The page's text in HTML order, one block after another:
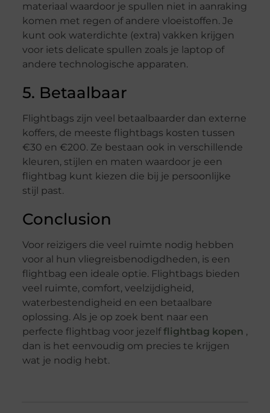
materiaal waardoor je spullen niet in aanraking
komen met regen of andere vloeistoffen. Je
kunt ook waterdichte (extra) vakken krijgen
voor iets delicate spullen zoals je laptop of
andere technologische apparaten.
5. Betaalbaar
Flightbags zijn veel betaalbaarder dan externe
koffers, de meeste flightbags kosten tussen
€30 en €200. Ze bestaan ook in verschillende
kleuren, stijlen en maten waardoor je een
flightbag kunt kiezen die bij je persoonlijke
stijl past.
Conclusion
Voor reizigers die veel ruimte nodig hebben
voor al hun vliegreisbenodigdheden, is een
flightbag een ideale optie. Flightbags bieden
veel ruimte, comfort, veelzijdigheid,
waterbestendigheid en een betaalbare
oplossing. Als je op zoek bent naar een
perfecte flightbag voor jezelfflightbag kopen ,
dan is het eenvoudig om precies te krijgen
wat je nodig hebt.